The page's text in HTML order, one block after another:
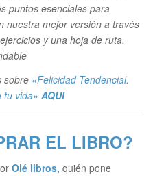
puntos esenciales para
nuestra mejor versión a través
y una hoja de ruta.
sobre «Felicidad Tendencial.
tu vida» AQUI
EL LIBRO?
Olé libros, quién pone